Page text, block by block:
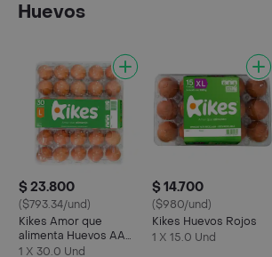
Huevos
$ 23.800
($793.34/und)
Kikes Amor que
alimenta Huevos AA
Rojos L
1 X 30.0 Und
$ 14.700
($980/und)
Kikes Huevos Rojos
1 X 15.0 Und